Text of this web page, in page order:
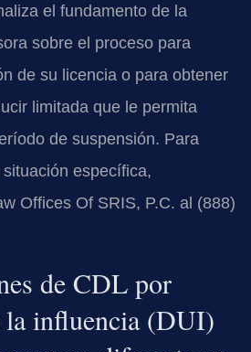
el fundamento de la
sobre el proceso para
de su licencia o para obtener
limitada que le permita
de suspensión. Para
específica,
Offices Of SRIS, P.C. al (888)
de CDL por
la influencia (DUI)